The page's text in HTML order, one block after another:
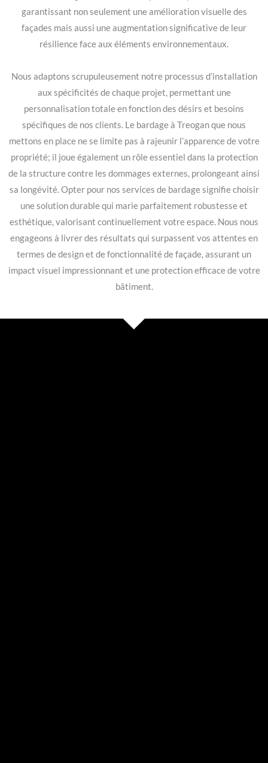
garantissant non seulement une amélioration visuelle des
façades mais aussi une augmentation significative de leur
résilience face aux éléments environnementaux.
Nous adaptons scrupuleusement notre processus d’installation
aux spécificités de chaque projet, permettant une
personnalisation totale en fonction des désirs et besoins
spécifiques de nos clients. Le bardage à Treogan que nous
mettons en place ne se limite pas à rajeunir l’apparence de votre
propriété; il joue également un rôle essentiel dans la protection
de la structure contre les dommages externes, prolongeant ainsi
sa longévité. Opter pour nos services de bardage signifie choisir
une solution durable qui marie parfaitement robustesse et
esthétique, valorisant continuellement votre espace. Nous nous
engageons à livrer des résultats qui surpassent vos attentes en
termes de design et de fonctionnalité de façade, assurant un
impact visuel impressionnant et une protection efficace de votre
bâtiment.